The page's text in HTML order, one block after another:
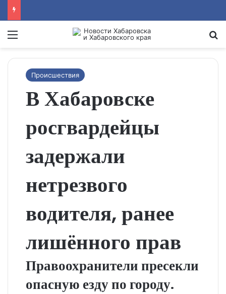
Menu
Происшествия
В Хабаровске
росгвардейцы
задержали
нетрезвого
водителя, ранее
лишённого прав
Правоохранители пресекли
опасную езду по городу.